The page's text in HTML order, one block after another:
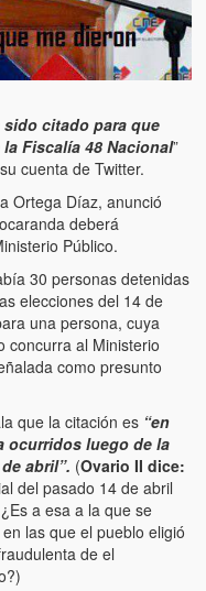
Jerk and the Reds in
niños” (The mockery of
(Children of the streets of
El Mono… armed)
clausurados por el
desde que tomó el
del 4 de Febrero de
sido citado para que
Fiscalía 48 Nacional”
cuenta de Twitter.
Ortega Díaz, anunció
deberá
Público.
30 personas detenidas
elecciones del 14 de
una persona, cuya
concurra al Ministerio
como presunto
que la citación es “en
ocurridos luego de la
abril”. (Ovario II dice:
del pasado 14 de abril
a esa a la que se
las que el pueblo eligió
de el